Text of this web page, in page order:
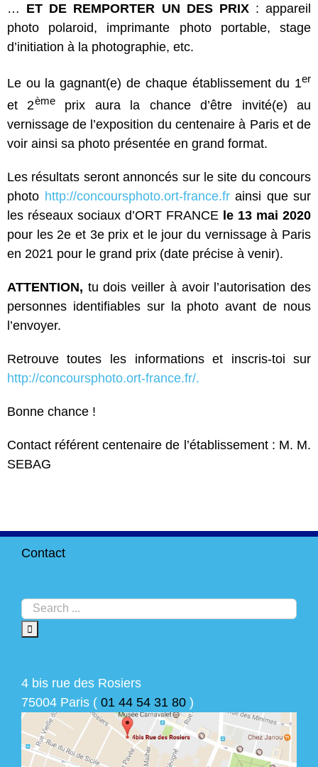
… ET DE REMPORTER UN DES PRIX: appareil
photo polaroid, imprimante photo portable, stage
d’initiation à la photographie, etc.
Le ou la gagnant(e) de chaque établissement du 1er
et 2èmeprix aura la chance d’être invité(e) au
vernissage de l’exposition du centenaire à Paris et de
voir ainsi sa photo présentée en grand format.
Les résultats seront annoncés sur le site du concours
photo http://concoursphoto.ort-france.frainsi que sur
les réseaux sociaux d’ORT FRANCE le 13 mai 2020
pour les 2e et 3e prix et le jour du vernissage à Paris
en 2021 pour le grand prix (date précise à venir).
ATTENTION, tu dois veiller à avoir l’autorisation des
personnes identifiables sur la photo avant de nous
l’envoyer.
Retrouve toutes les informations et inscris-toi sur
http://concoursphoto.ort-france.fr/.
Bonne chance !
Contact référent centenaire de l’établissement : M. M.
SEBAG
Contact
4 bis rue des Rosiers
75004 Paris ( 01 44 54 31 80 )